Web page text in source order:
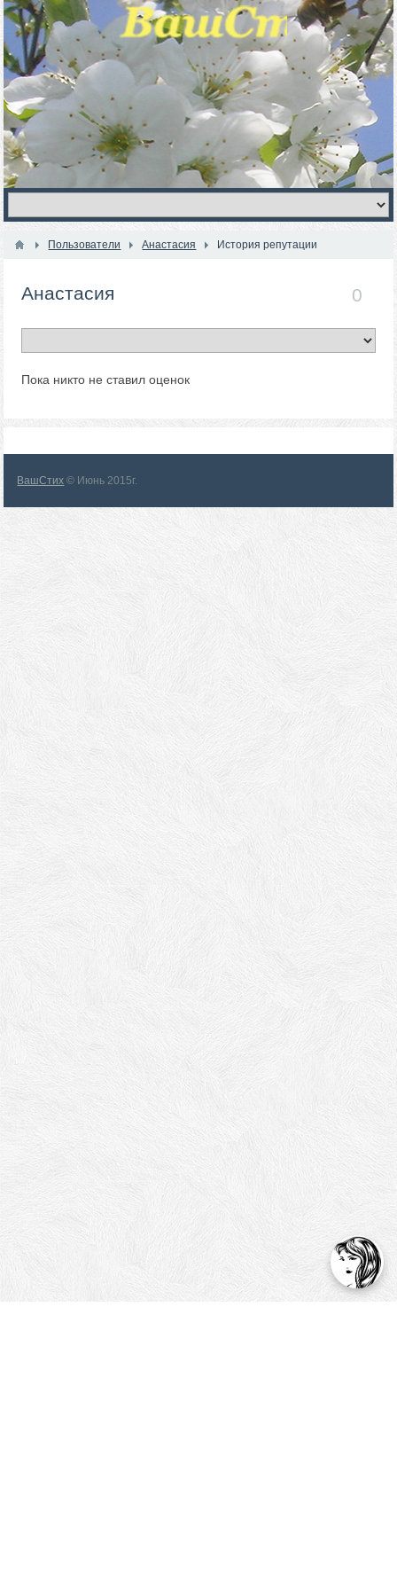
Пользователи Анастасия История репутации
0
Анастасия
Пока никто не ставил оценок
ВашСтих © Июнь 2015г.